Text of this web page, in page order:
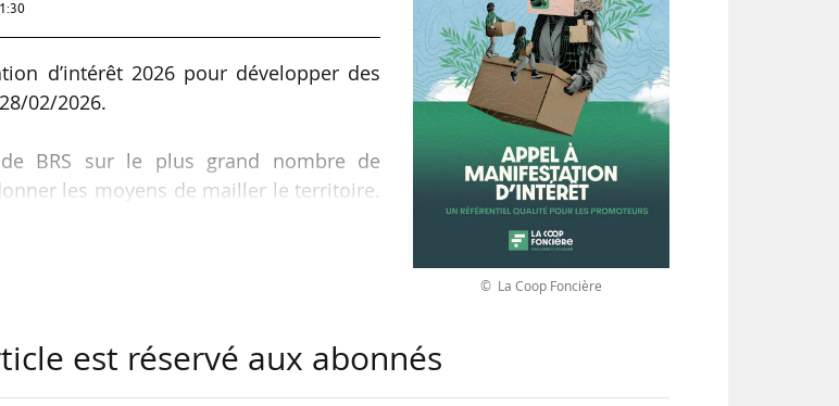
d’intérêt 2026 pour développer des
02/2026.
BRS sur le plus grand nombre de
les moyens de mailler le territoire.
»…
© La Coop Foncière
est réservé aux abonnés